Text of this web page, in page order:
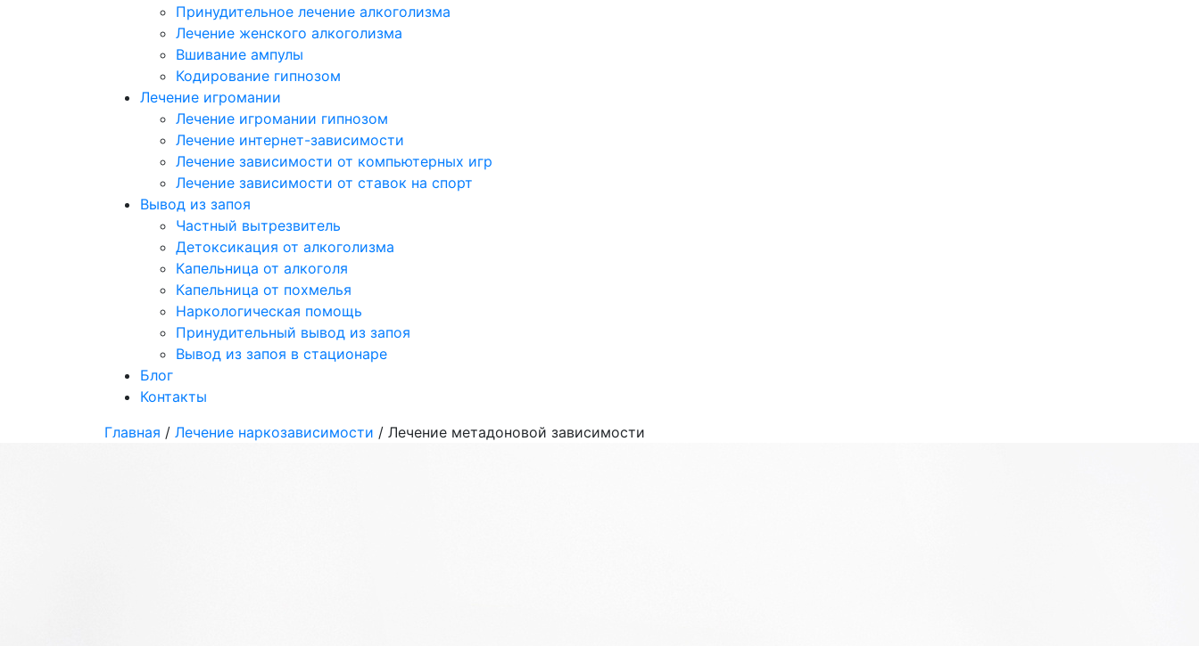
Принудительное лечение алкоголизма
Лечение женского алкоголизма
Вшивание ампулы
Кодирование гипнозом
Лечение игромании
Лечение игромании гипнозом
Лечение интернет-зависимости
Лечение зависимости от компьютерных игр
Лечение зависимости от ставок на спорт
Вывод из запоя
Частный вытрезвитель
Детоксикация от алкоголизма
Капельница от алкоголя
Капельница от похмелья
Наркологическая помощь
Принудительный вывод из запоя
Вывод из запоя в стационаре
Блог
Контакты
Главная / Лечение наркозависимости / Лечение метадоновой зависимости